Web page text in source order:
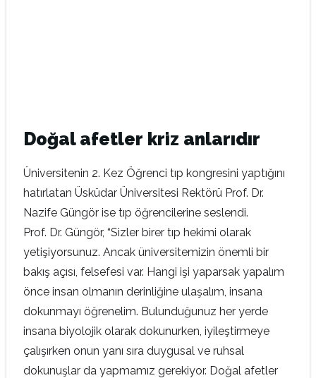
Doğal afetler kriz anlarıdır
Üniversitenin 2. Kez Öğrenci tıp kongresini yaptığını
hatırlatan Üsküdar Üniversitesi Rektörü Prof. Dr.
Nazife Güngör ise tıp öğrencilerine seslendi.
Prof. Dr. Güngör, “Sizler birer tıp hekimi olarak
yetişiyorsunuz. Ancak üniversitemizin önemli bir
bakış açısı, felsefesi var. Hangi işi yaparsak yapalım
önce insan olmanın derinliğine ulaşalım, insana
dokunmayı öğrenelim. Bulunduğunuz her yerde
insana biyolojik olarak dokunurken, iyileştirmeye
çalışırken onun yanı sıra duygusal ve ruhsal
dokunuşlar da yapmamız gerekiyor. Doğal afetler